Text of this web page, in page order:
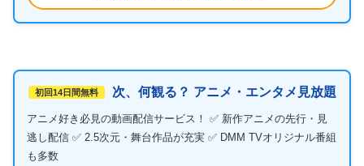
初回14日間無料 次、何観る？ アニメ・エンタメ見放題
アニメ好き必見の動画配信サービス！ ✅ 新作アニメの先行・見
逃し配信 ✅ 2.5次元・舞台作品が充実 ✅ DMM TVオリジナル番組
も多数